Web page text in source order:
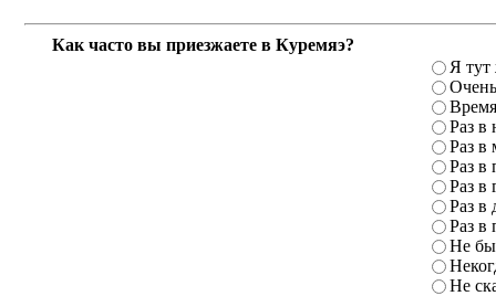
Как часто вы приезжаете в Куремяэ?
Я тут
Раз в
Раз в
Раз в
Раз в
Раз в
Раз в
Не
Не